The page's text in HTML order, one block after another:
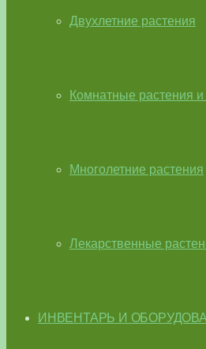
Двухлетние растения
Комнатные растения
Многолетние растения
Лекарственные
ИНВЕНТАРЬ И